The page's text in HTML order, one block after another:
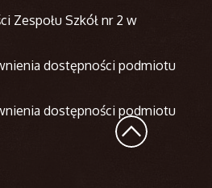
Zespołu Szkół nr 2 w
dostępności podmiotu
dostępności podmiotu